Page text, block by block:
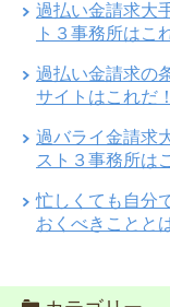
過払い金請求大
ト３事務所はこ
過払い金請求の
サイトはこれだ！
過バライ金請求
スト３事務所は
忙しくても自分
おくべきことと